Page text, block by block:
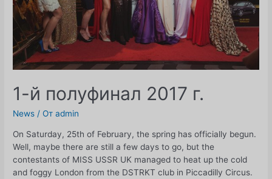
1-й полуфинал 2017 г.
News / От admin
On Saturday, 25th of February, the spring has officially begun.
Well, maybe there are still a few days to go, but the
contestants of MISS USSR UK managed to heat up the cold
and foggy London from the DSTRKT club in Piccadilly Circus.